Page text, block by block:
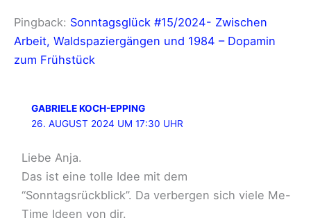
Pingback: Sonntagsglück #15/2024- Zwischen
Arbeit, Waldspaziergängen und 1984 – Dopamin
zum Frühstück
GABRIELE KOCH-EPPING
26. AUGUST 2024 UM 17:30 UHR
Liebe Anja.
Das ist eine tolle Idee mit dem
“Sonntagsrückblick”. Da verbergen sich viele Me-
Time Ideen von dir.